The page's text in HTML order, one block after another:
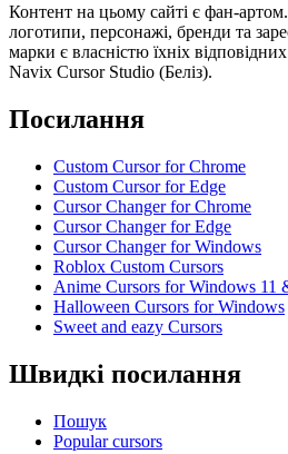
Контент на цьому сайті є фан-
логотипи, персонажі, бренди та
марки є власністю їхніх
Navix Cursor Studio (Беліз).
Посилання
Custom Cursor for Chrome
Custom Cursor for Edge
Cursor Changer for Chrome
Cursor Changer for Edge
Cursor Changer for Windows
Roblox Custom Cursors
Anime Cursors for Windows 11
Halloween Cursors for Windows
Sweet and eazy Cursors
Швидкі посилання
Пошук
Popular cursors